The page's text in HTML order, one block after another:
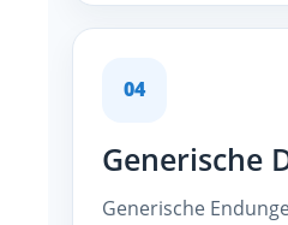
04
Generische
Generische